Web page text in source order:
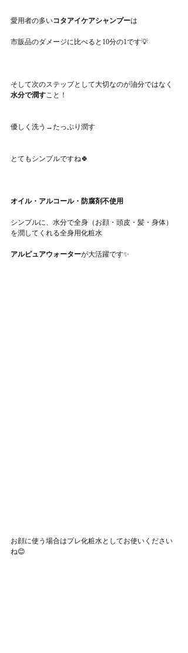
愛用者の多いコタアイケアシャンプーは
市販品のダメージに比べると10分の1です💡
そして次のステップとして大切なのが油分ではなく
水分で潤す こと！
優しく洗う→たっぷり潤す
とてもシンプルですね🍀
オイル・アルコール・防腐剤不使用
シンプルに、水分で全身（お顔・頭皮・髪・身体）
を潤してくれる全身用化粧水
アルピュアウォーターが大活躍です✨
お顔に使う場合はプレ化粧水としてお使いください
ね😊